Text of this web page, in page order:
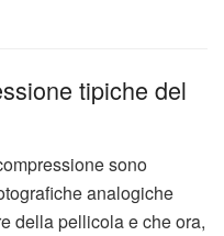
tipiche del
sono
analogiche
della pellicola e che ora,